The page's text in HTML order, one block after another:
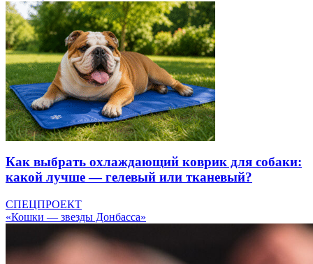
Как выбрать охлаждающий коврик для собаки:
какой лучше — гелевый или тканевый?
СПЕЦПРОЕКТ
«Кошки — звезды Донбасса»